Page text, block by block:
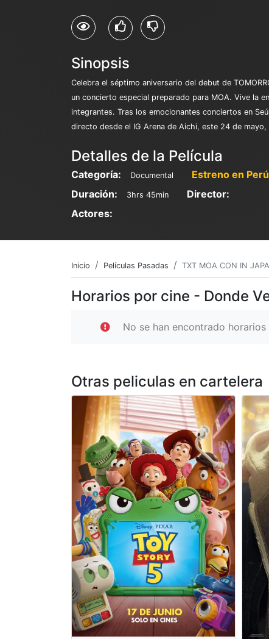
Sinopsis
Celebra el séptimo aniversario del debut de
un concierto especial preparado para MOA. Vive la
integrantes. Tras los emocionantes conciertos en
directo desde el IG Arena de Aichi, este 24 de
Detalles de la Película
Categoría: Documental Estreno en
Duración: 3hrs 45min
Director:
Actores:
Inicio Películas Pasadas TXT MOA CON IN
Horarios por cine - Donde
No se han encontrado horarios
Otras peliculas en cartelera